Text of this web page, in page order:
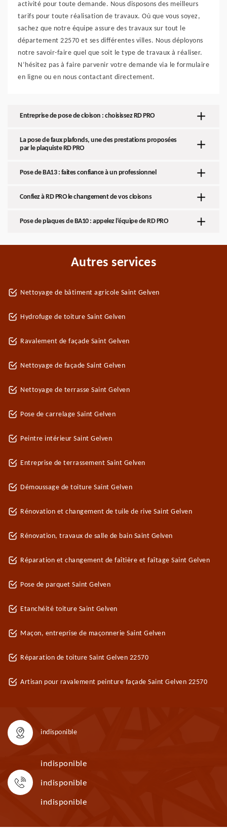
activité pour toute demande. Nous disposons des meilleurs
tarifs pour toute réalisation de travaux. Où que vous soyez,
sachez que notre équipe assure des travaux sur tout le
département 22570 et ses différentes villes. Nous déployons
notre savoir-faire quel que soit le type de travaux à réaliser.
N’hésitez pas à faire parvenir votre demande via le formulaire
en ligne ou en nous contactant directement.
Entreprise de pose de cloison : choisissez RD PRO
La pose de faux plafonds, une des prestations proposées
par le plaquiste RD PRO
Pose de BA13 : faites confiance à un professionnel
Confiez à RD PRO le changement de vos cloisons
Pose de plaques de BA10 : appelez l’équipe de RD PRO
Autres services
Nettoyage de bâtiment agricole Saint Gelven
Hydrofuge de toiture Saint Gelven
Ravalement de façade Saint Gelven
Nettoyage de façade Saint Gelven
Nettoyage de terrasse Saint Gelven
Pose de carrelage Saint Gelven
Peintre intérieur Saint Gelven
Entreprise de terrassement Saint Gelven
Démoussage de toiture Saint Gelven
Rénovation et changement de tuile de rive Saint Gelven
Rénovation, travaux de salle de bain Saint Gelven
Réparation et changement de faîtière et faîtage Saint Gelven
Pose de parquet Saint Gelven
Etanchéité toiture Saint Gelven
Maçon, entreprise de maçonnerie Saint Gelven
Réparation de toiture Saint Gelven 22570
Artisan pour ravalement peinture façade Saint Gelven 22570
indisponible
indisponible
indisponible
indisponible